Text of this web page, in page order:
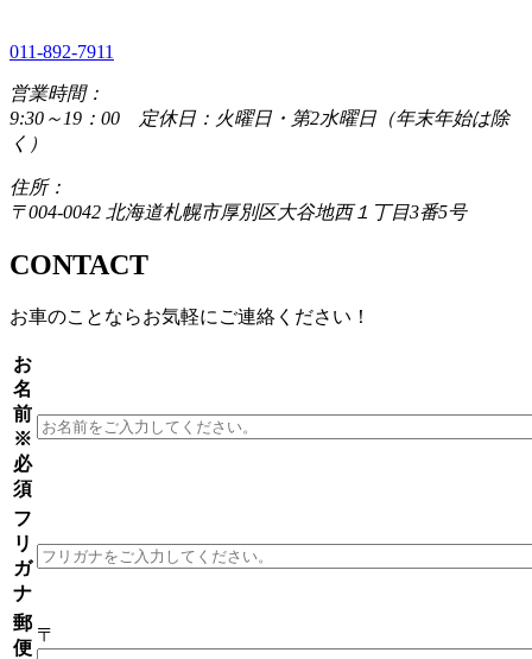
011-892-7911
営業時間：
9:30～19：00 定休日：火曜日・第2水曜日（年末年始は除
く）
住所：
〒004-0042 北海道札幌市厚別区大谷地西１丁目3番5号
CONTACT
お車のことならお気軽にご連絡ください！
お
名
前
※
必
須
フ
リ
ガ
ナ
郵
便
〒